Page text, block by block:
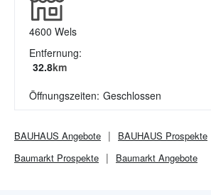
4600 Wels
Entfernung:
32.8km
Öffnungszeiten: Geschlossen
BAUHAUS Angebote BAUHAUS Prospekte
Baumarkt Prospekte Baumarkt Angebote